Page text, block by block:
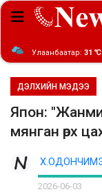
Улаанбаатар: 31 ℃
ДЭЛХИЙН МЭДЭЭ
Япон:
мянган өрх
2026-06-03